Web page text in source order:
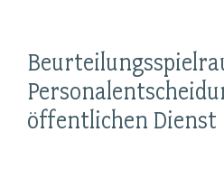
öffentlichen Dienst